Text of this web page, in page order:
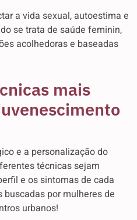
a vida sexual, autoestima e
se trata de saúde feminin,
acolhedoras e baseadas
mais
e a personalização do
técnicas sejam
e os sintomas de cada
buscadas por mulheres de
urbanos!